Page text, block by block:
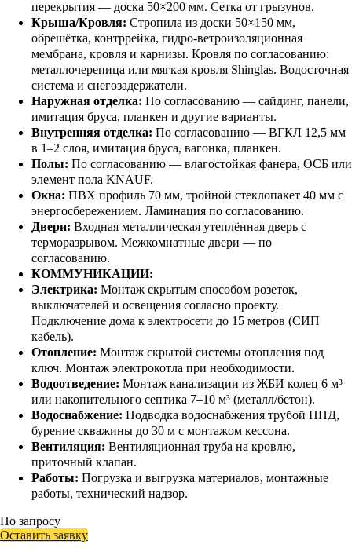
перекрытия — доска 50×200 мм. Сетка от грызунов.
Крыша/Кровля: Стропила из доски 50×150 мм,
обрешётка, контррейка, гидро-ветроизоляционная
мембрана, кровля и карнизы. Кровля по согласованию:
металлочерепица или мягкая кровля Shinglas. Водосточная
система и снегозадержатели.
Наружная отделка: По согласованию — сайдинг, панели,
имитация бруса, планкен и другие варианты.
Внутренняя отделка: По согласованию — ВГКЛ 12,5 мм
в 1–2 слоя, имитация бруса, вагонка, планкен.
Полы: По согласованию — влагостойкая фанера, ОСБ или
элемент пола KNAUF.
Окна: ПВХ профиль 70 мм, тройной стеклопакет 40 мм с
энергосбережением. Ламинация по согласованию.
Двери: Входная металлическая утеплённая дверь с
терморазрывом. Межкомнатные двери — по
согласованию.
КОММУНИКАЦИИ:
Электрика: Монтаж скрытым способом розеток,
выключателей и освещения согласно проекту.
Подключение дома к электросети до 15 метров (СИП
кабель).
Отопление: Монтаж скрытой системы отопления под
ключ. Монтаж электрокотла при необходимости.
Водоотведение: Монтаж канализации из ЖБИ колец 6 м³
или накопительного септика 7–10 м³ (металл/бетон).
Водоснабжение: Подводка водоснабжения трубой ПНД,
бурение скважины до 30 м с монтажом кессона.
Вентиляция: Вентиляционная труба на кровлю,
приточный клапан.
Работы: Погрузка и выгрузка материалов, монтажные
работы, технический надзор.
По запросу
Оставить заявку